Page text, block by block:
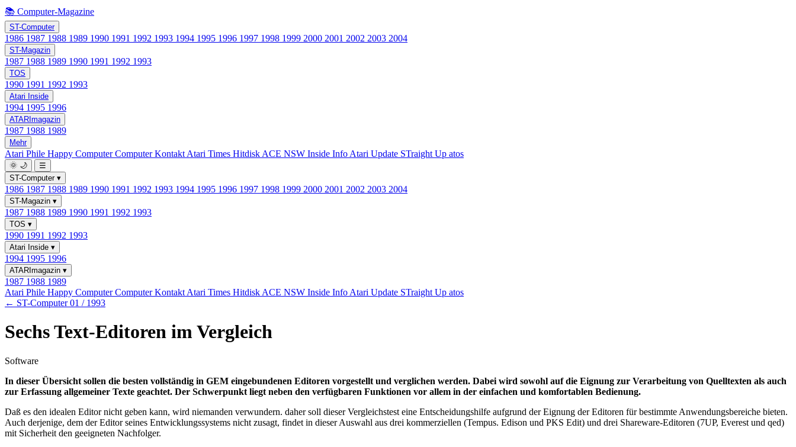
📚 Computer-Magazine
ST-Computer
1986 1987 1988 1989 1990 1991 1992 1993 1994 1995 1996 1997 1998 1999 2000 2001 2002 2003 2004
ST-Magazin
1987 1988 1989 1990 1991 1992 1993
TOS
1990 1991 1992 1993
Atari Inside
1994 1995 1996
ATARImagazin
1987 1988 1989
Mehr
Atari Phile Happy ComputerComputer Kontakt Atari Times Hitdisk ACE NSW Inside Info Atari Update STraight Up atos
🌞 🌙
☰
ST-Computer ▾
1986 1987 1988 1989 1990 1991 1992 1993 1994 1995 1996 1997 1998 1999 2000 2001 2002 2003 2004
ST-Magazin ▾
1987 1988 1989 1990 1991 1992 1993
TOS ▾
1990 1991 1992 1993
Atari Inside ▾
1994 1995 1996
ATARImagazin ▾
1987 1988 1989
Atari Phile Happy ComputerComputer Kontakt Atari Times Hitdisk ACE NSW Inside Info Atari Update STraight Up atos
← ST-Computer 01 / 1993
Sechs Text-Editoren im Vergleich
Software
In dieser Übersicht sollen die besten vollständig in GEM eingebundenen Editoren vorgestellt und verglichen werden. Dabei wird sowohl auf die Eignung zur Verarbeitung von Quelltexten als auch
zur Erfassung allgemeiner Texte geachtet. Der Schwerpunkt liegt neben den verfügbaren Funktionen vor allem in der einfachen und komfortablen Bedienung.
Daß es den idealen Editor nicht geben kann, wird niemanden verwundern. daher soll dieser Vergleichstest eine Entscheidungshilfe aufgrund der Eignung der Editoren für bestimmte Anwendungsbereiche bieten.
Auch derjenige, dem der Editor seines Entwicklungssystems nicht zusagt, findet in dieser Auswahl aus drei kommerziellen (Tempus. Edison und PKS Edit) und drei Shareware-Editoren (7UP, Everest und qed)
mit Sicherheit den geeigneten Nachfolger.